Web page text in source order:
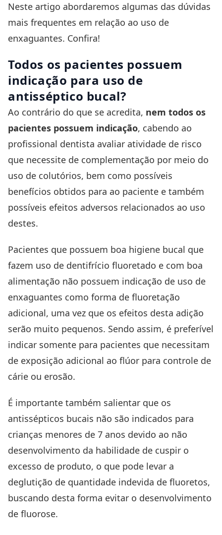
Neste artigo abordaremos algumas das dúvidas
mais frequentes em relação ao uso de
enxaguantes. Confira!
Todos os pacientes possuem
indicação para uso de
antisséptico bucal?
Ao contrário do que se acredita, nem todos os
pacientes possuem indicação, cabendo ao
profissional dentista avaliar atividade de risco
que necessite de complementação por meio do
uso de colutórios, bem como possíveis
benefícios obtidos para ao paciente e também
possíveis efeitos adversos relacionados ao uso
destes.
Pacientes que possuem boa higiene bucal que
fazem uso de dentifrício fluoretado e com boa
alimentação não possuem indicação de uso de
enxaguantes como forma de fluoretação
adicional, uma vez que os efeitos desta adição
serão muito pequenos. Sendo assim, é preferível
indicar somente para pacientes que necessitam
de exposição adicional ao flúor para controle de
cárie ou erosão.
É importante também salientar que os
antissépticos bucais não são indicados para
crianças menores de 7 anos devido ao não
desenvolvimento da habilidade de cuspir o
excesso de produto, o que pode levar a
deglutição de quantidade indevida de fluoretos,
buscando desta forma evitar o desenvolvimento
de fluorose.